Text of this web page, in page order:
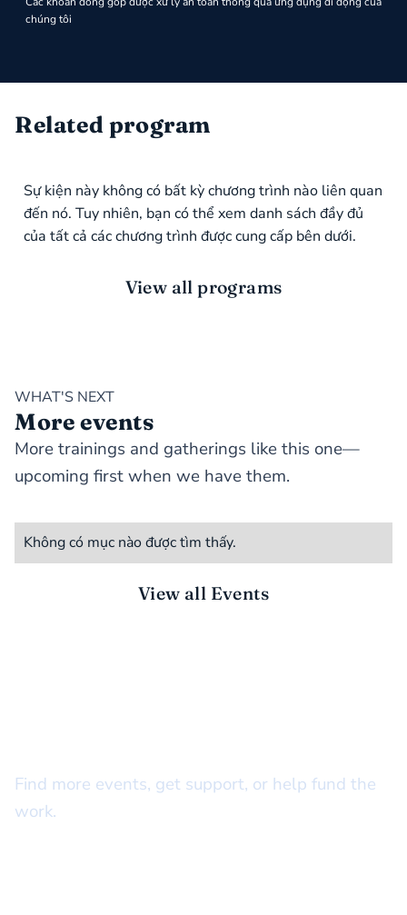
chúng tôi
Related program
Sự kiện này không có bất kỳ chương trình nào liên quan
đến nó. Tuy nhiên, bạn có thể xem danh sách đầy đủ
của tất cả các chương trình được cung cấp bên dưới.
View all programs
WHAT'S NEXT
More events
More trainings and gatherings like this one—
upcoming first when we have them.
Không có mục nào được tìm thấy.
View all Events
Find more events, get support, or help fund the
work.